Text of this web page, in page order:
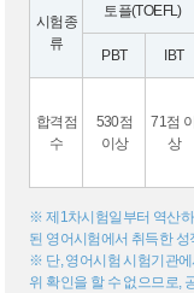
시험종
류
토플(TOEFL)
PBT IBT
합격점
수
530점
이상
71점 이
상
※ 제1차시험일부터 역산
된 영어시험에서 취득한 성
※ 단, 영어시험 시험기관
위 확인을 할 수 없으므로,